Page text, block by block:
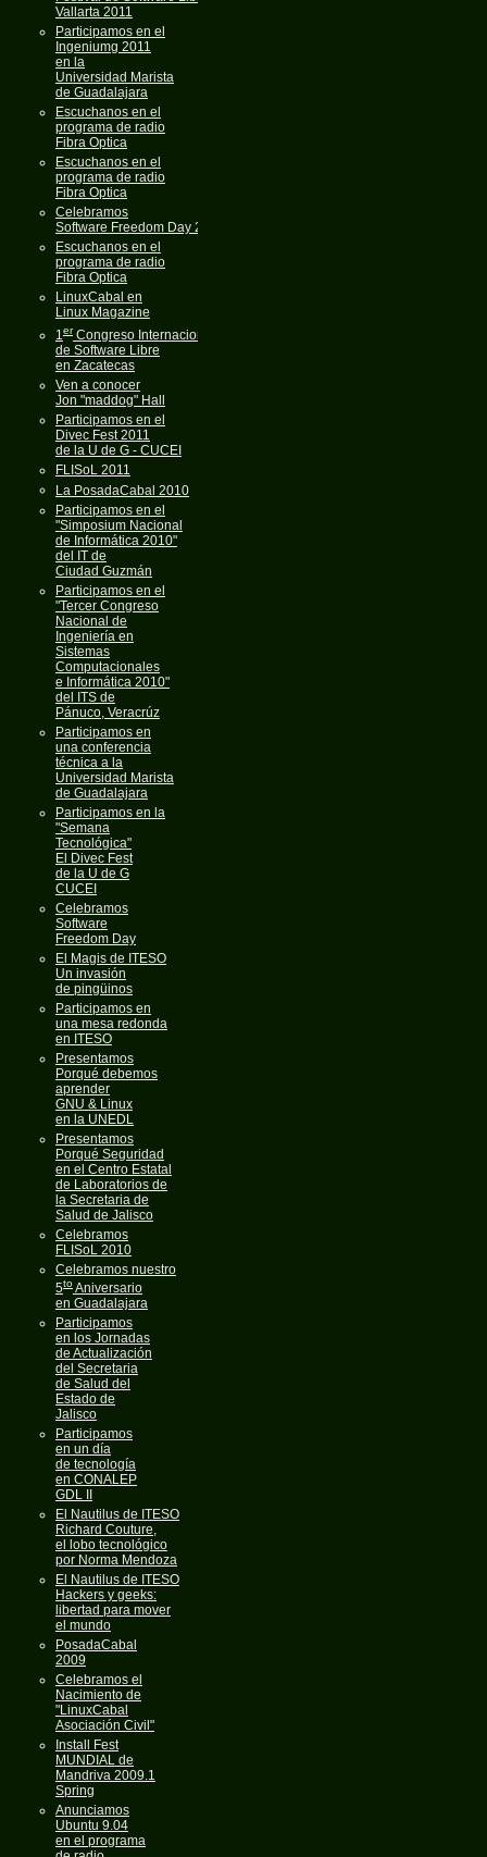
Vallarta 2011
Participamos en el
Ingeniumg 2011
en la
Universidad Marista
de Guadalajara
Escuchanos en el
programa de radio
Fibra Optica
Escuchanos en el
programa de radio
Fibra Optica
Celebramos
Software Freedom Day 2011
Escuchanos en el
programa de radio
Fibra Optica
LinuxCabal en
Linux Magazine
1erCongreso Internacional
de Software Libre
en Zacatecas
Ven a conocer
Jon "maddog" Hall
Participamos en el
Divec Fest 2011
de la U de G - CUCEI
FLISoL 2011
La PosadaCabal 2010
Participamos en el
"Simposium Nacional
de Informática 2010"
del IT de
Ciudad Guzmán
Participamos en el
"Tercer Congreso
Nacional de
Ingeniería en
Sistemas
Computacionales
e Informática 2010"
del ITS de
Pánuco, Veracrúz
Participamos en
una conferencia
técnica a la
Universidad Marista
de Guadalajara
Participamos en la
"Semana
Tecnológica"
El Divec Fest
de la U de G
CUCEI
Celebramos
Software
Freedom Day
El Magis de ITESO
Un invasión
de pingüinos
Participamos en
una mesa redonda
en ITESO
Presentamos
Porqué debemos
aprender
GNU & Linux
en la UNEDL
Presentamos
Porqué Seguridad
en el Centro Estatal
de Laboratorios de
la Secretaria de
Salud de Jalisco
Celebramos
FLISoL 2010
Celebramos nuestro
5toAniversario
en Guadalajara
Participamos
en los Jornadas
de Actualización
del Secretaria
de Salud del
Estado de
Jalisco
Participamos
en un día
de tecnología
en CONALEP
GDL II
El Nautilus de ITESO
Richard Couture,
el lobo tecnológico
por Norma Mendoza
El Nautilus de ITESO
Hackers y geeks:
libertad para mover
el mundo
PosadaCabal
2009
Celebramos el
Nacimiento de
"LinuxCabal
Asociación Civil"
Install Fest
MUNDIAL de
Mandriva 2009.1
Spring
Anunciamos
Ubuntu 9.04
en el programa